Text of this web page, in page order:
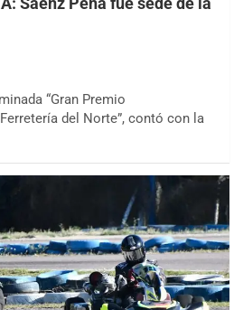
“Gran Premio
del Norte”, contó con la